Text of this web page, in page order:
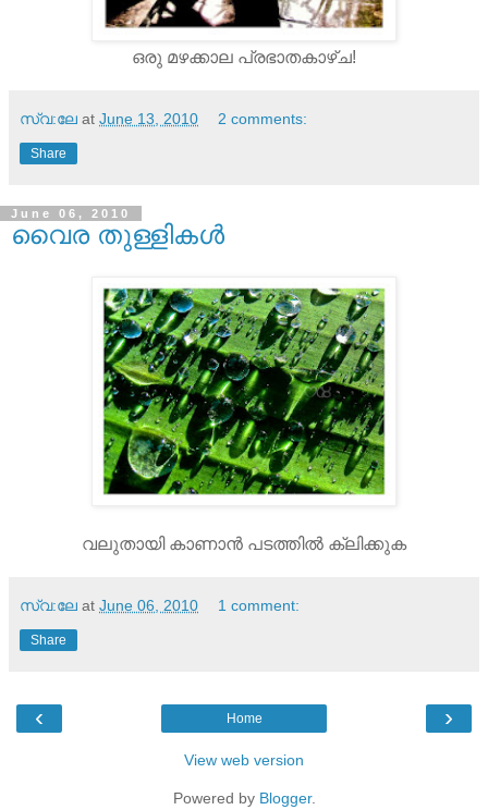
ഒരു മഴക്കാല പ്രഭാതകാഴ്ച!
സ്വ:ലേ at June 13, 2010 2 comments:
Share
June 06, 2010
വൈര തുള്ളികള്‍
വലുതായി കാണാന്‍ പടത്തില്‍ ക്ലിക്കുക
സ്വ:ലേ at June 06, 2010 1 comment:
Share
‹ ›
Home
View web version
Powered by Blogger.